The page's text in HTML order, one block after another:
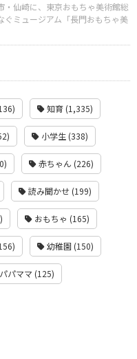
・仙崎に、東京おもちゃ美術館総
ぐミュージアム「長門おもちゃ美
知育 (1,335)
小学生 (338)
赤ちゃん (226)
読み聞かせ (199)
おもちゃ (165)
幼稚園 (150)
パパママ (125)